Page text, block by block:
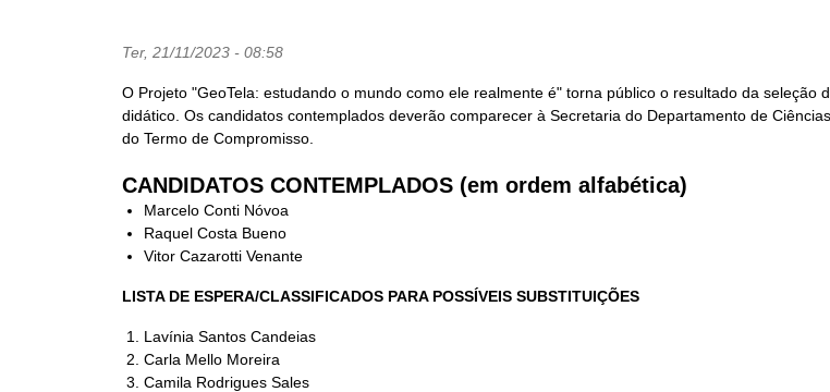
Ter, 21/11/2023 - 08:58
O Projeto "GeoTela: estudando o mundo como ele realmente é" torna público o resultado da
didático. Os candidatos contemplados deverão comparecer à Secretaria do Departamento de
do Termo de Compromisso.
CANDIDATOS CONTEMPLADOS (em ordem alfabética)
Marcelo Conti Nóvoa
Raquel Costa Bueno
Vitor Cazarotti Venante
LISTA DE ESPERA/CLASSIFICADOS PARA POSSÍVEIS SUBSTITUIÇÕES
Lavínia Santos Candeias
Carla Mello Moreira
Camila Rodrigues Sales